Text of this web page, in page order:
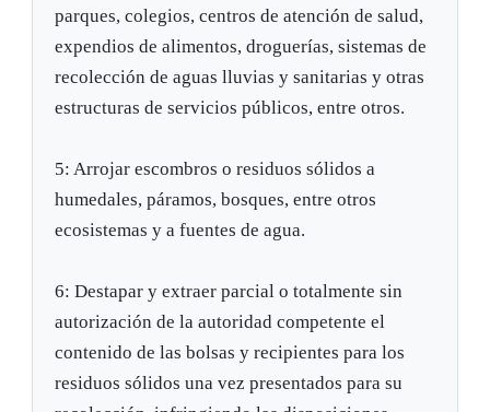
parques, colegios, centros de atención de salud,
expendios de alimentos, droguerías, sistemas de
recolección de aguas lluvias y sanitarias y otras
estructuras de servicios públicos, entre otros.
5: Arrojar escombros o residuos sólidos a
humedales, páramos, bosques, entre otros
ecosistemas y a fuentes de agua.
6: Destapar y extraer parcial o totalmente sin
autorización de la autoridad competente el
contenido de las bolsas y recipientes para los
residuos sólidos una vez presentados para su